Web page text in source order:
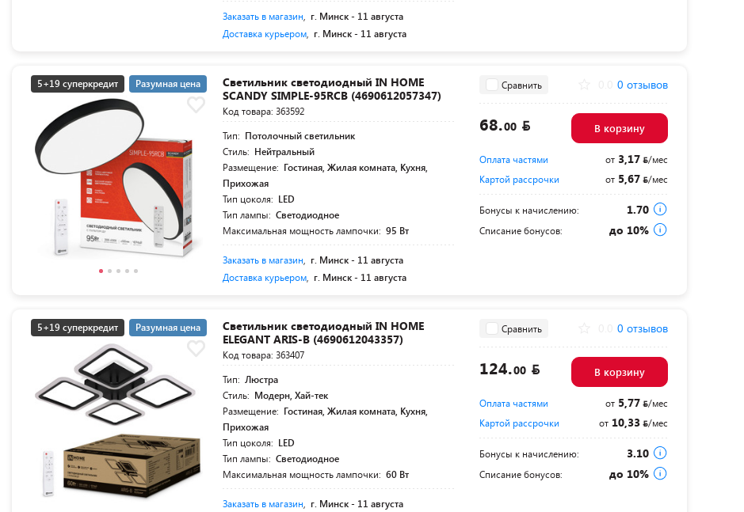
Заказать в магазин г. Минск - 11 августа
Доставка курьером г. Минск - 11 августа
5+19 суперкредит Разумная цена
Светильник светодиодный IN HOME
SCANDY SIMPLE-95RCB (4690612057347)
Код товара: 363592
Тип: Потолочный светильник
Стиль: Нейтральный
Размещение: Гостиная, Жилая комната, Кухня,
Прихожая
Тип цоколя: LED
Тип лампы: Светодиодное
Максимальная мощность лампочки: 95 Вт
Заказать в магазин г. Минск - 11 августа
Доставка курьером г. Минск - 11 августа
Сравнить 0 отзывов
68.00 В корзину
Оплата частями от3,17
/мес
Картой рассрочки
от5,67 /мес
Бонусы к начислению: 1.70
Списание бонусов: до 10%
5+19 суперкредит Разумная цена
Светильник светодиодный IN HOME
ELEGANT ARIS-B (4690612043357)
Код товара: 363407
Тип: Люстра
Стиль: Модерн, Хай-тек
Размещение: Гостиная, Жилая комната, Кухня,
Прихожая
Тип цоколя: LED
Тип лампы: Светодиодное
Максимальная мощность лампочки: 60 Вт
Заказать в магазин г. Минск - 11 августа
Сравнить 0 отзывов
124.00 В корзину
Оплата частями от5,77
/мес
Картой рассрочки
от10,33 /мес
Бонусы к начислению: 3.10
Списание бонусов: до 10%